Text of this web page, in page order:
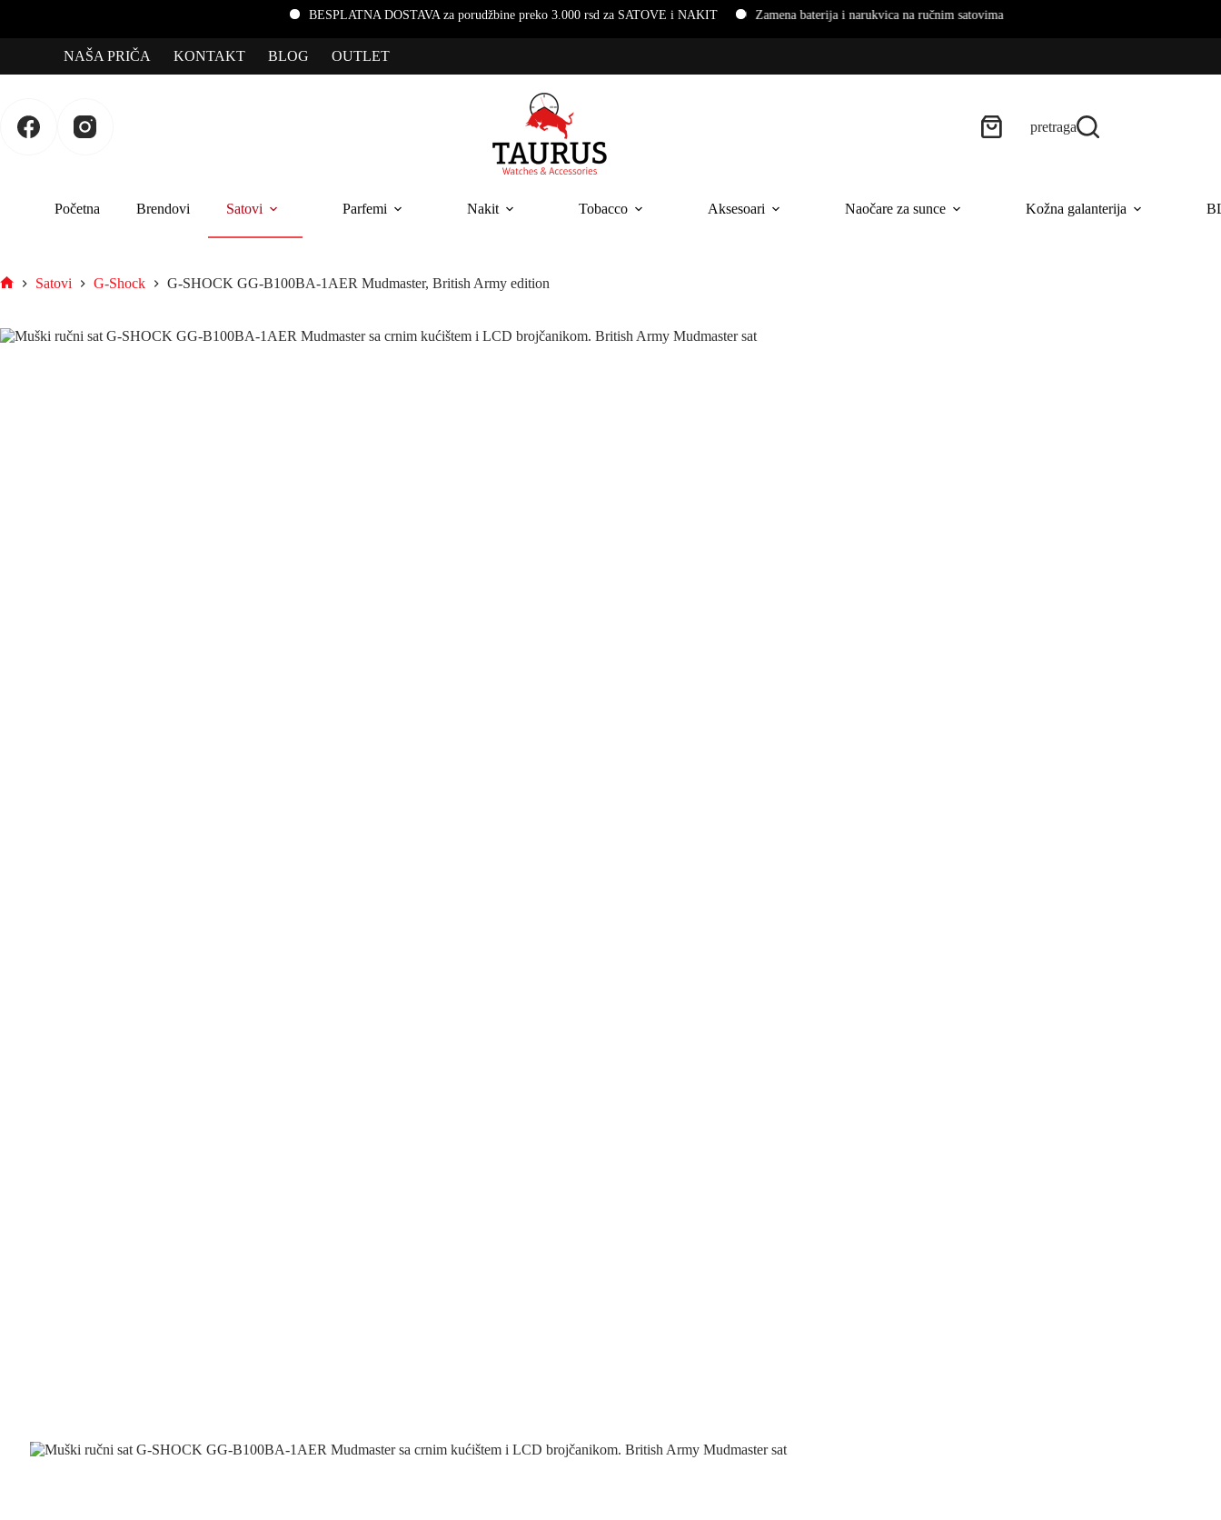
BESPLATNA DOSTAVA za porudžbine preko 3.000 rsd za SATOVE i NAKIT Zamena baterija i narukvica na ručnim satovima
NAŠA PRIČA KONTAKT BLOG OUTLET
pretraga
Početna Brendovi Satovi Parfemi Nakit Tobacco Aksesoari Naočare za sunce Kožna galanterija
Satovi G-Shock G-SHOCK GG-B100BA-1AER Mudmaster, British Army edition